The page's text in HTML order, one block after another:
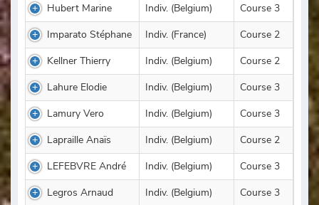
Hubert Marine Indiv. (Belgium)
Course 3
Imparato Stéphane
Indiv. (France)
Course 2
Kellner Thierry
Indiv. (Belgium)
Course 2
Lahure Elodie
Indiv. (Belgium)
Course 3
Lamury Vero
Indiv. (Belgium)
Course 3
Lapraille Anaïs
Indiv. (Belgium)
Course 2
LEFEBVRE André
Indiv. (Belgium)
Course 3
Legros Arnaud
Indiv. (Belgium) Course 3